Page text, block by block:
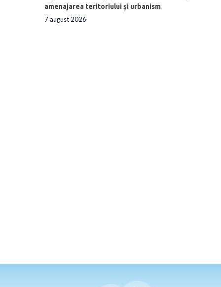
amenajarea teritoriului şi urbanism
7 august 2026